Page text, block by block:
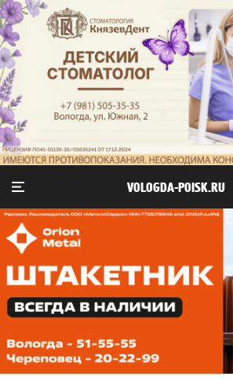
VOLOGDA-POISK.RU